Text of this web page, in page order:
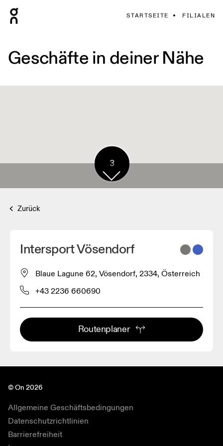
STARTSEITE FILIALEN
Geschäfte in deiner Nähe
3
Zurück
Intersport Vösendorf
Blaue Lagune 62, Vösendorf, 2334, Österreich
+43 2236 660690
Routenplaner
© On 2026
Allgemeine Geschäftsbedingungen
Datenschutzrichtlinien
Barrierefreiheit